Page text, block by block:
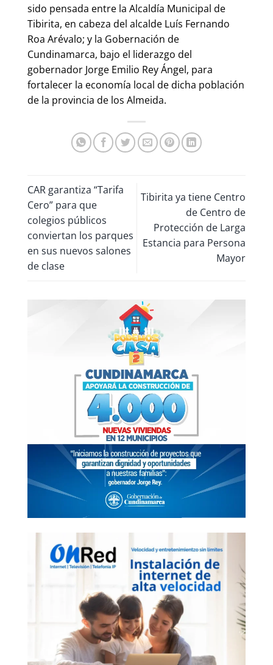
sido pensada entre la Alcaldía Municipal de
Tibirita, en cabeza del alcalde Luís Fernando
Roa Arévalo; y la Gobernación de
Cundinamarca, bajo el liderazgo del
gobernador Jorge Emilio Rey Ángel, para
fortalecer la economía local de dicha población
de la provincia de los Almeida.
CAR garantiza “Tarifa
Cero” para que
colegios públicos
conviertan los parques
en sus nuevos salones
de clase
Tibirita ya tiene Centro
de Centro de
Protección de Larga
Estancia para Persona
Mayor